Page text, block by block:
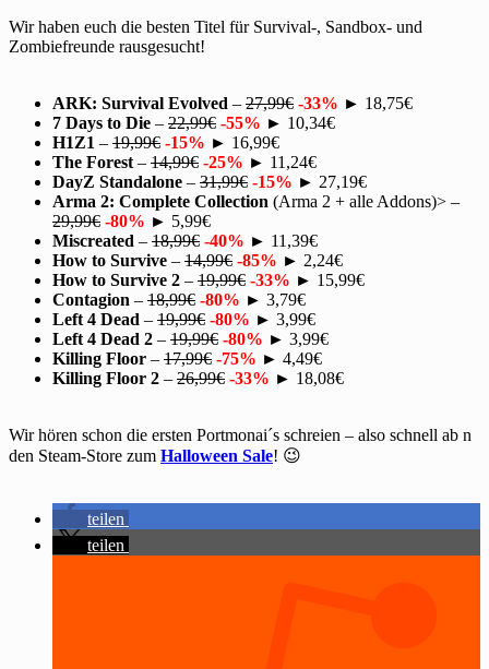
Wir haben euch die besten Titel für Survival-, Sandbox- und
Zombiefreunde rausgesucht!
ARK: Survival Evolved – 27,99€ -33% ► 18,75€
7 Days to Die – 22,99€ -55% ► 10,34€
H1Z1 – 19,99€ -15% ► 16,99€
The Forest – 14,99€ -25% ► 11,24€
DayZ Standalone – 31,99€ -15% ► 27,19€
Arma 2: Complete Collection (Arma 2 + alle Addons)> –
29,99€ -80% ► 5,99€
Miscreated – 18,99€ -40% ► 11,39€
How to Survive – 14,99€ -85% ► 2,24€
How to Survive 2 – 19,99€ -33% ► 15,99€
Contagion – 18,99€ -80% ► 3,79€
Left 4 Dead – 19,99€ -80% ► 3,99€
Left 4 Dead 2 – 19,99€ -80% ► 3,99€
Killing Floor – 17,99€ -75% ► 4,49€
Killing Floor 2 – 26,99€ -33% ► 18,08€
Wir hören schon die ersten Portmonai´s schreien – also schnell ab n
den Steam-Store zum Halloween Sale! 😉
teilen
teilen